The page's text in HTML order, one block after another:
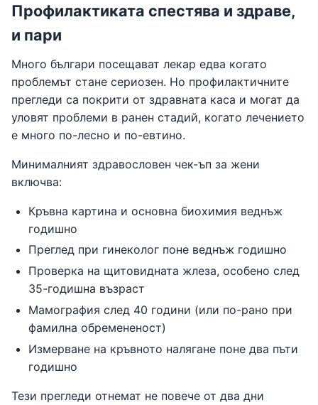
Профилактиката спестява и здраве,
и пари
Много българи посещават лекар едва когато
проблемът стане сериозен. Но профилактичните
прегледи са покрити от здравната каса и могат да
уловят проблеми в ранен стадий, когато лечението
е много по-лесно и по-евтино.
Минималният здравословен чек-ъп за жени
включва:
Кръвна картина и основна биохимия веднъж
годишно
Преглед при гинеколог поне веднъж годишно
Проверка на щитовидната жлеза, особено след
35-годишна възраст
Мамография след 40 години (или по-рано при
фамилна обремененост)
Измерване на кръвното налягане поне два пъти
годишно
Тези прегледи отнемат не повече от два дни